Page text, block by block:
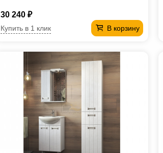
30 240 ₽
В корзину
Купить в 1 клик